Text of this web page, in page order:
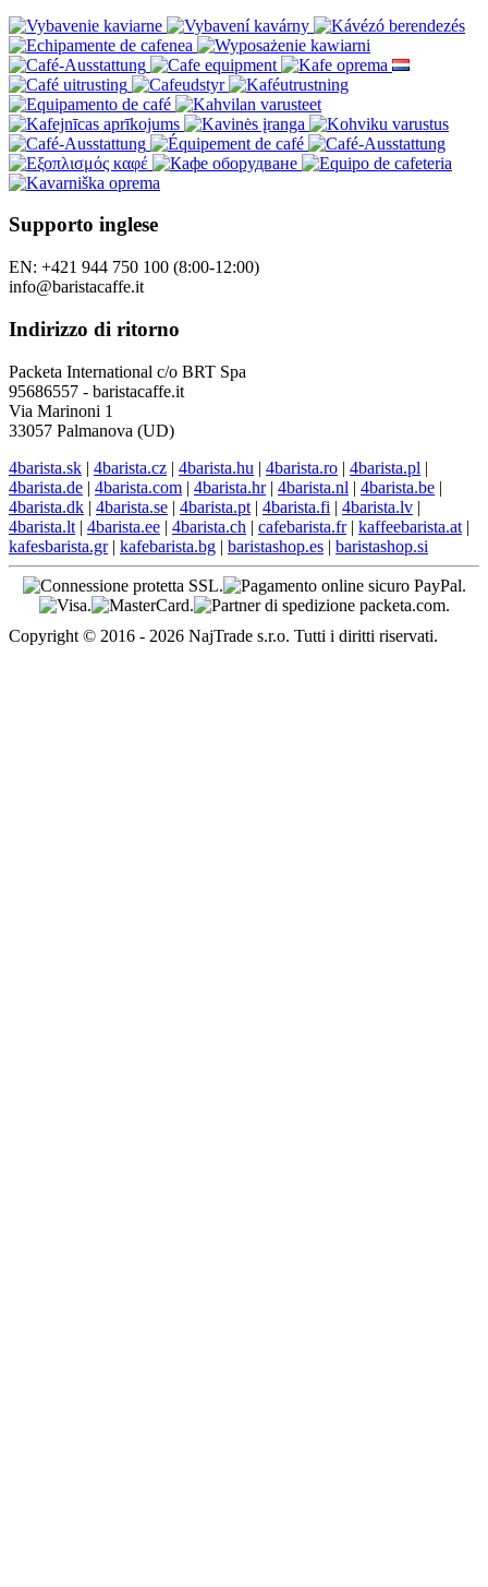
Supporto inglese
EN: +421 944 750 100 (8:00-12:00)
info@baristacaffe.it
Indirizzo di ritorno
Packeta International c/o BRT Spa
95686557 - baristacaffe.it
Via Marinoni 1
33057 Palmanova (UD)
4barista.sk | 4barista.cz | 4barista.hu | 4barista.ro | 4barista.pl |
4barista.de | 4barista.com | 4barista.hr| 4barista.nl | 4barista.be |
4barista.dk | 4barista.se | 4barista.pt | 4barista.fi | 4barista.lv |
4barista.lt | 4barista.ee | 4barista.ch | cafebarista.fr| kaffeebarista.at |
kafesbarista.gr| kafebarista.bg | baristashop.es | baristashop.si
Copyright © 2016 - 2026 NajTrade s.r.o. Tutti i diritti riservati.